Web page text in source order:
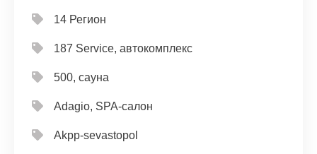
14 Регион
187 Service, автокомплекс
500, сауна
Adagio, SPA-салон
Akpp-sevastopol